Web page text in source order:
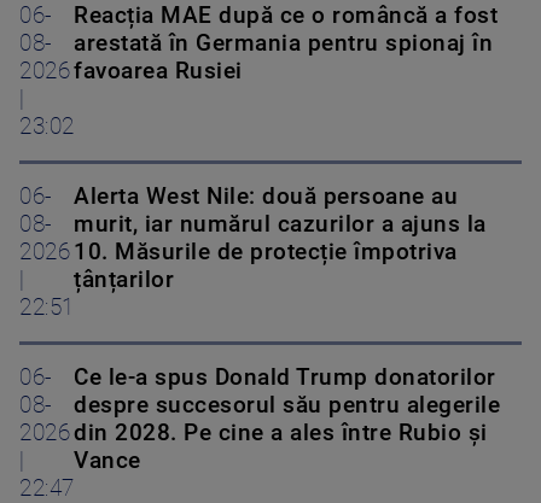
06-
08-
2026
|
23:02
Reacția MAE după ce o româncă a fost
arestată în Germania pentru spionaj în
favoarea Rusiei
06-
08-
2026
|
22:51
Alerta West Nile: două persoane au
murit, iar numărul cazurilor a ajuns la
10. Măsurile de protecție împotriva
țânțarilor
06-
08-
2026
|
22:47
Ce le-a spus Donald Trump donatorilor
despre succesorul său pentru alegerile
din 2028. Pe cine a ales între Rubio și
Vance